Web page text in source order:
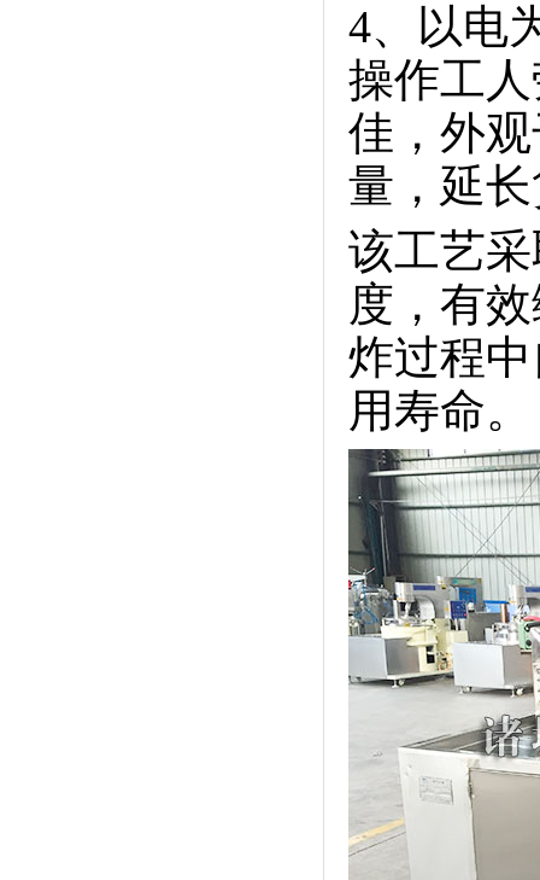
4、以电
操作工
佳，外
量，延
该工艺
度，有
炸过程
用寿命。